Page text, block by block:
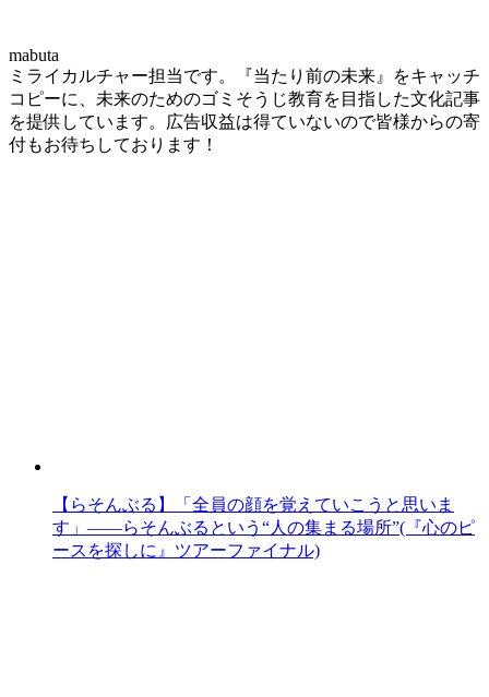
mabuta
ミライカルチャー担当です。『当たり前の未来』をキャッチ
コピーに、未来のためのゴミそうじ教育を目指した文化記事
を提供しています。広告収益は得ていないので皆様からの寄
付もお待ちしております！
【らそんぶる】「全員の顔を覚えていこうと思いま
す」――らそんぶるという“人の集まる場所”(『心のピ
ースを探しに』ツアーファイナル)